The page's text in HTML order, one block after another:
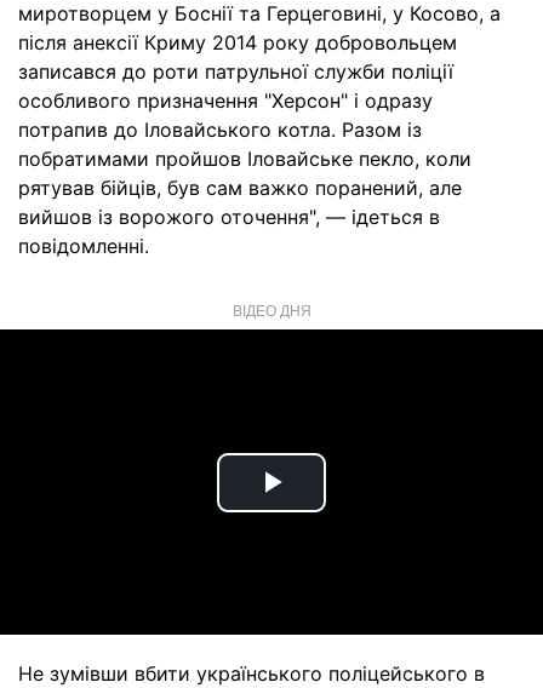
миротворцем у Боснії та Герцеговині, у Косово, а
після анексії Криму 2014 року добровольцем
записався до роти патрульної служби поліції
особливого призначення "Херсон" і одразу
потрапив до Іловайського котла. Разом із
побратимами пройшов Іловайське пекло, коли
рятував бійців, був сам важко поранений, але
вийшов із ворожого оточення", — ідеться в
повідомленні.
ВІДЕО ДНЯ
Play
Не зумівши вбити українського поліцейського в